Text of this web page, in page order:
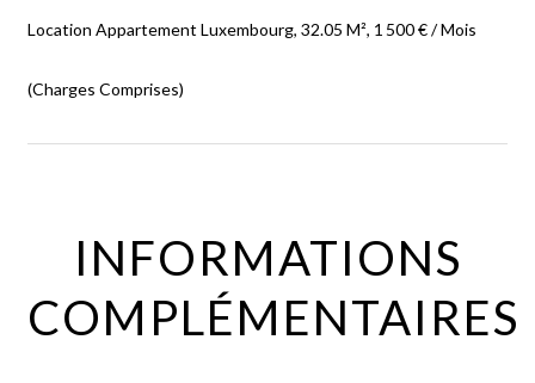
Location Appartement Luxembourg, 32.05 M², 1 500 € / Mois
(Charges Comprises)
INFORMATIONS
COMPLÉMENTAIRES